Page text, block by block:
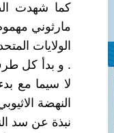
كما شهدت
مارثوني
الولايات
. و بدأ كل
لا سيما مع
النهضة
نبذة عن سد